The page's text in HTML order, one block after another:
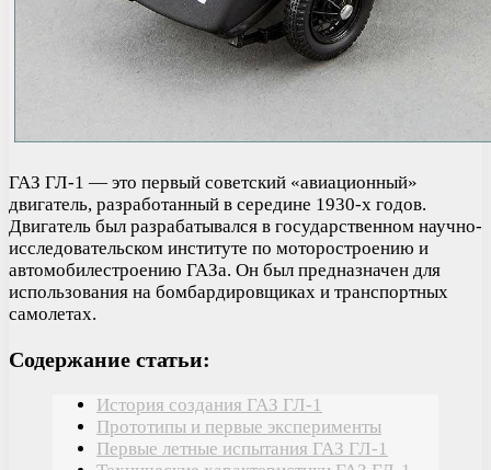
ГАЗ ГЛ-1 — это первый советский «авиационный»
двигатель, разработанный в середине 1930-х годов.
Двигатель был разрабатывался в государственном научно-
исследовательском институте по моторостроению и
автомобилестроению ГАЗа. Он был предназначен для
использования на бомбардировщиках и транспортных
самолетах.
Содержание статьи:
История создания ГАЗ ГЛ-1
Прототипы и первые эксперименты
Первые летные испытания ГАЗ ГЛ-1